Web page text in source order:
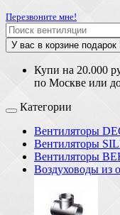
Перезвоните мне!
У вас в корзине подарок
Купи на 20.000
по Москве или
Категории
Вентиляторы
Вентиляторы
Вентиляторы
Воздуховоды из